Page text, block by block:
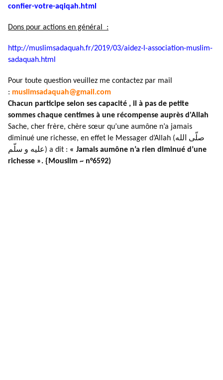
confier-votre-aqiqah.html
Dons pour actions en général :
http://muslimsadaquah.fr/2019/03/aidez-l-association-muslim-
sadaquah.html
Pour toute question veuillez me contactez par mail
: muslimsadaquah@gmail.com
Chacun participe selon ses capacité , il à pas de petite
sommes chaque centimes à une récompense auprès d'Allah
Sache, cher frère, chère sœur qu’une aumône n’a jamais
diminué une richesse, en effet le Messager d’Allah (صلّى الله
عليه و سلّم) a dit : « Jamais aumône n’a rien diminué d’une
richesse ». {Mouslim ~ n°6592)